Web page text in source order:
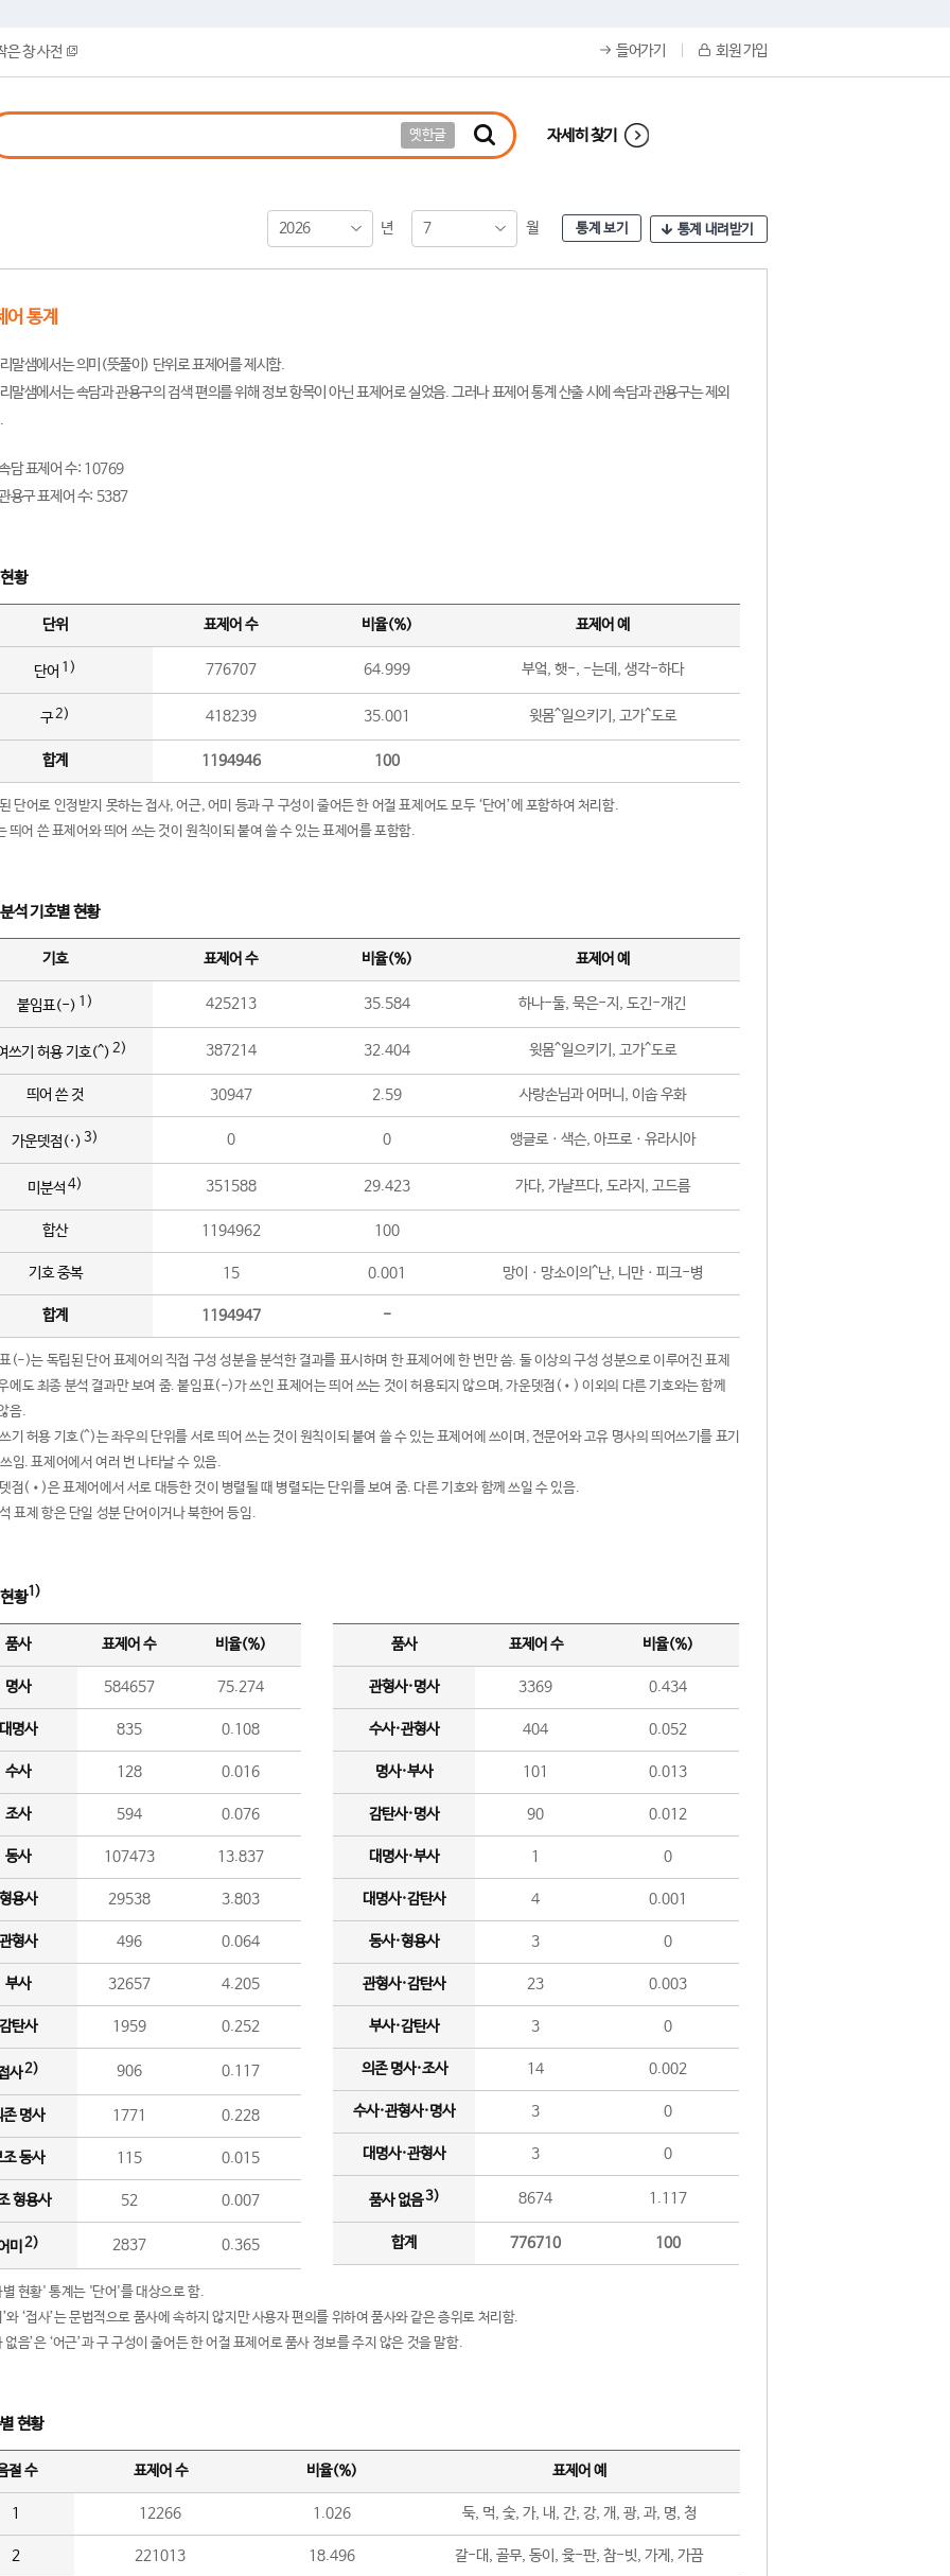
은 창 사전 들어가기 회원 가입
옛한글 자세히 찾기
2026 년 7 월 통계 보기 통계 내려받기
어 통계
말샘에서는 의미(뜻풀이) 단위로 표제어를 제시함.
말샘에서는 속담과 관용구의 검색 편의를 위해 정보 항목이 아닌 표제어로 실었음. 그러나 표제어 통계 산출 시에 속담과 관용구는 제외
담 표제어 수: 10769
용구 표제어 수: 5387
황
단위 표제어 수 비율(%) 표제어 예
단어 1) 776707 64.999 부엌, 햇-, -는데, 생각-하다
구2) 418239 35.001 윗몸^일으키기, 고가^도로
합계 1194946 100
단어로 인정받지 못하는 접사, 어근, 어미 등과 구 구성이 줄어든 한 어절 표제어도 모두 ‘단어’에 포함하여 처리함.
띄어 쓴 표제어와 띄어 쓰는 것이 원칙이되 붙여 쓸 수 있는 표제어를 포함함.
석 기호별 현황
기호 표제어 수 비율(%) 표제어 예
붙임표(-) 1) 425213 35.584 하나-둘, 묵은-지, 도긴-개긴
쓰기 허용 기호(^) 2) 387214 32.404 윗몸^일으키기, 고가^도로
띄어 쓴 것 30947 2.59 사랑손님과 어머니, 이솝 우화
가운뎃점(·) 3) 0 0 앵글로ㆍ색슨, 아프로ㆍ유라시아
미분석 4) 351588 29.423 가다, 가냘프다, 도라지, 고드름
합산 1194962 100
기호 중복 15 0.001 망이ㆍ망소이의^난, 니만ㆍ피크-병
합계 1194947 -
(-)는 독립된 단어 표제어의 직접 구성 성분을 분석한 결과를 표시하며 한 표제어에 한 번만 씀. 둘 이상의 구성 성분으로 이루어진 표제
에도 최종 분석 결과만 보여 줌. 붙임표(-)가 쓰인 표제어는 띄어 쓰는 것이 허용되지 않으며, 가운뎃점(•) 이외의 다른 기호와는 함께
음.
기 허용 기호(^)는 좌우의 단위를 서로 띄어 쓰는 것이 원칙이되 붙여 쓸 수 있는 표제어에 쓰이며, 전문어와 고유 명사의 띄어쓰기를 표기
임. 표제어에서 여러 번 나타날 수 있음.
점(•)은 표제어에서 서로 대등한 것이 병렬될 때 병렬되는 단위를 보여 줌. 다른 기호와 함께 쓰일 수 있음.
표제 항은 단일 성분 단어이거나 북한어 등임.
황1)
품사 표제어 수 비율(%)
명사 584657 75.274
명사 835 0.108
수사 128 0.016
조사 594 0.076
동사 107473 13.837
용사 29538 3.803
형사 496 0.064
부사 32657 4.205
탄사 1959 0.252
사2) 906 0.117
존 명사 1771 0.228
조 동사 115 0.015
형용사 52 0.007
미 2) 2837 0.365
품사 표제어 수 비율(%)
관형사·명사 3369 0.434
수사·관형사 404 0.052
명사·부사 101 0.013
감탄사·명사 90 0.012
대명사·부사 1 0
대명사·감탄사 4 0.001
동사·형용사 3 0
관형사·감탄사 23 0.003
부사·감탄사 3 0
의존 명사·조사 14 0.002
수사·관형사·명사 3 0
대명사·관형사 3 0
품사 없음3) 8674 1.117
합계 776710 100
현황' 통계는 '단어'를 대상으로 함.
와 ‘접사’는 문법적으로 품사에 속하지 않지만 사용자 편의를 위하여 품사와 같은 층위로 처리함.
없음’은 ‘어근’과 구 구성이 줄어든 한 어절 표제어로 품사 정보를 주지 않은 것을 말함.
현황
절 수 표제어 수 비율(%) 표제어 예
1 12266 1.026 둑, 먹, 숯, 가, 내, 간, 강, 개, 광, 과, 명, 청
2 221013 18.496 갈-대, 골무, 동이, 윷-판, 참-빗, 가게, 가끔